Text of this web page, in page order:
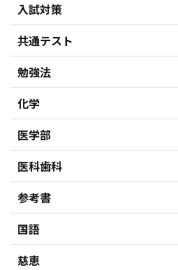
入試対策
共通テスト
勉強法
化学
医学部
医科歯科
参考書
国語
慈恵